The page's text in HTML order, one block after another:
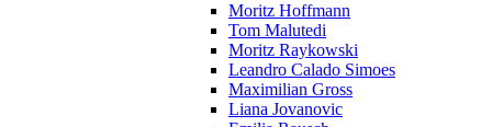
Moritz Hoffmann
Tom Malutedi
Moritz Raykowski
Leandro Calado Simoes
Maximilian Gross
Liana Jovanovic